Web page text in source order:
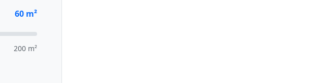
60 m²
200 m²